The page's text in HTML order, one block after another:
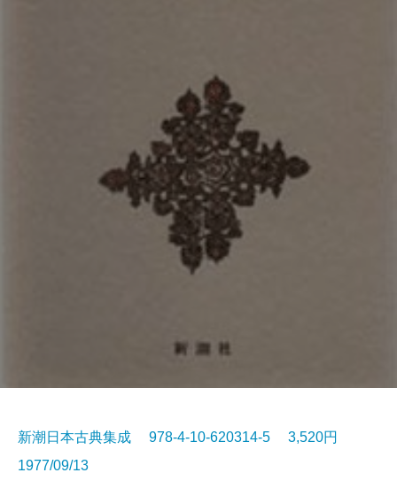
新潮日本古典集成 978-4-10-620314-5 3,520円
1977/09/13